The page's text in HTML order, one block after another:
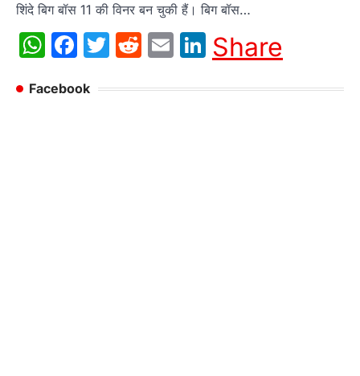
शिंदे बिग बॉस 11 की विनर बन चुकी हैं। बिग बॉस…
WhatsApp
Facebook
Twitter
Reddit
EmailLinkedIn
Share
Facebook